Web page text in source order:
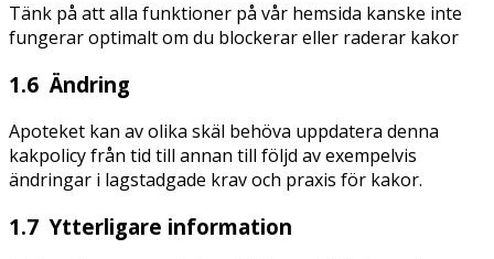
Tänk på att alla funktioner på vår hemsida kanske inte
fungerar optimalt om du blockerar eller raderar kakor
1.6 Ändring
Apoteket kan av olika skäl behöva uppdatera denna
kakpolicy från tid till annan till följd av exempelvis
ändringar i lagstadgade krav och praxis för kakor.
1.7 Ytterligare information